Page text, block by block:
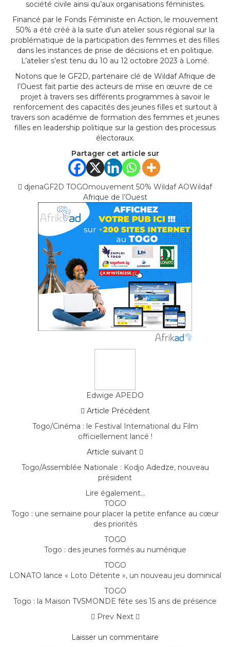
société civile ainsi qu’aux organisations féministes.
Financé par le Fonds Féministe en Action, le mouvement
50% a été créé à la suite d’un atelier sous régional sur la
problématique de la participation des femmes et des filles
dans les instances de prise de décisions et en politique.
L’atelier s’est tenu du 10 au 12 octobre 2023 à Lomé.
Notons que le GF2D, partenaire clé de Wildaf Afrique de
l’Ouest fait partie des acteurs de mise en œuvre de ce
projet à travers ses différents programmes à savoir le
renforcement des capacités des jeunes filles et surtout à
travers son académie de formation des femmes et jeunes
filles en leadership politique sur la gestion des processus
électoraux.
Partager cet article sur
djenaGF2D TOGOmouvement 50% Wildaf AOWildaf
Afrique de l’Ouest
Edwige APEDO
Article Précédent
Togo/Cinéma : le Festival International du Film
officiellement lancé !
Article suivant
Togo/Assemblée Nationale : Kodjo Adedze, nouveau
président
Lire également...
TOGO
Togo : une semaine pour placer la petite enfance au cœur
des priorités
TOGO
Togo : des jeunes formés au numérique
TOGO
LONATO lance « Loto Détente », un nouveau jeu dominical
TOGO
Togo : la Maison TV5MONDE fête ses 15 ans de présence
Prev Next
Laisser un commentaire